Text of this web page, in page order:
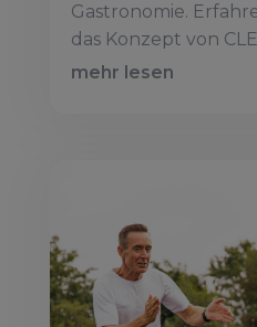
Gastronomie.
das Konzept von
mehr lesen